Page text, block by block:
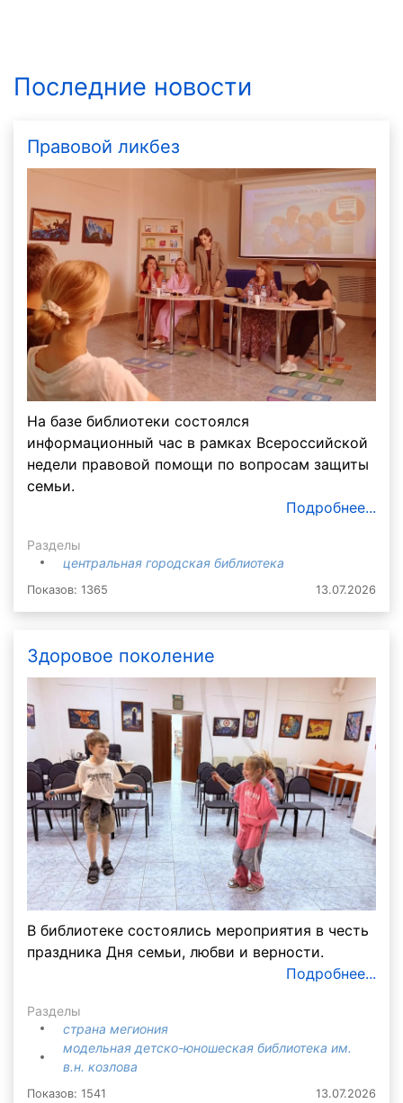
Последние новости
Правовой ликбез
На базе библиотеки состоялся
информационный час в рамках Всероссийской
недели правовой помощи по вопросам защиты
семьи.
Подробнее...
Разделы
центральная городская библиотека
Показов: 1365 13.07.2026
Здоровое поколение
В библиотеке состоялись мероприятия в честь
праздника Дня семьи, любви и верности.
Подробнее...
Разделы
страна мегиония
модельная детско-юношеская библиотека им.
в.н. козлова
Показов: 1541 13.07.2026